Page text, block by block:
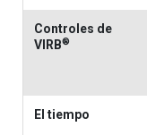
Controles de
VIRB®
El tiempo